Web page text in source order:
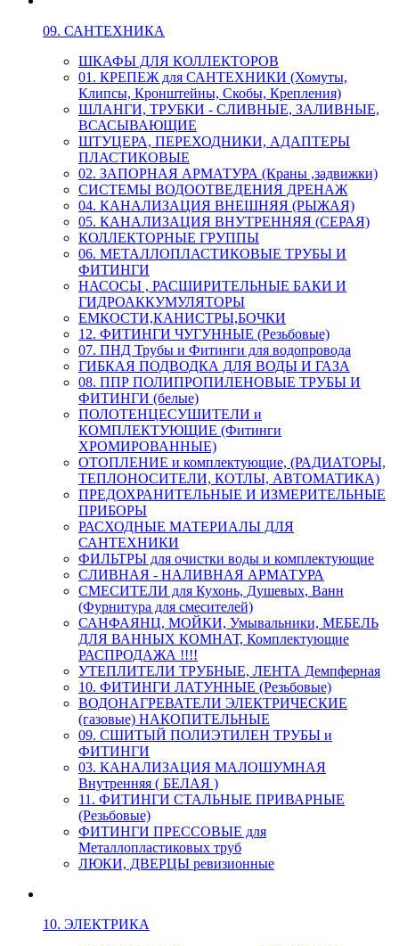
09. САНТЕХНИКА
ШКАФЫ ДЛЯ КОЛЛЕКТОРОВ
01. КРЕПЕЖ для САНТЕХНИКИ (Хомуты,
Клипсы, Кронштейны, Скобы, Крепления)
ШЛАНГИ, ТРУБКИ - СЛИВНЫЕ, ЗАЛИВНЫЕ,
ВСАСЫВАЮЩИЕ
ШТУЦЕРА, ПЕРЕХОДНИКИ, АДАПТЕРЫ
ПЛАСТИКОВЫЕ
02. ЗАПОРНАЯ АРМАТУРА (Краны ,задвижки)
СИСТЕМЫ ВОДООТВЕДЕНИЯ ДРЕНАЖ
04. КАНАЛИЗАЦИЯ ВНЕШНЯЯ (РЫЖАЯ)
05. КАНАЛИЗАЦИЯ ВНУТРЕННЯЯ (СЕРАЯ)
КОЛЛЕКТОРНЫЕ ГРУППЫ
06. МЕТАЛЛОПЛАСТИКОВЫЕ ТРУБЫ И
ФИТИНГИ
НАСОСЫ , РАСШИРИТЕЛЬНЫЕ БАКИ И
ГИДРОАККУМУЛЯТОРЫ
ЕМКОСТИ,КАНИСТРЫ,БОЧКИ
12. ФИТИНГИ ЧУГУННЫЕ (Резьбовые)
07. ПНД Трубы и Фитинги для водопровода
ГИБКАЯ ПОДВОДКА ДЛЯ ВОДЫ И ГАЗА
08. ППР ПОЛИПРОПИЛЕНОВЫЕ ТРУБЫ И
ФИТИНГИ (белые)
ПОЛОТЕНЦЕСУШИТЕЛИ и
КОМПЛЕКТУЮЩИЕ (Фитинги
ХРОМИРОВАННЫЕ)
ОТОПЛЕНИЕ и комплектующие, (РАДИАТОРЫ,
ТЕПЛОНОСИТЕЛИ, КОТЛЫ, АВТОМАТИКА)
ПРЕДОХРАНИТЕЛЬНЫЕ И ИЗМЕРИТЕЛЬНЫЕ
ПРИБОРЫ
РАСХОДНЫЕ МАТЕРИАЛЫ ДЛЯ
САНТЕХНИКИ
ФИЛЬТРЫ для очистки воды и комплектующие
СЛИВНАЯ - НАЛИВНАЯ АРМАТУРА
СМЕСИТЕЛИ для Кухонь, Душевых, Ванн
(Фурнитура для смесителей)
САНФАЯНЦ, МОЙКИ, Умывальники, МЕБЕЛЬ
ДЛЯ ВАННЫХ КОМНАТ, Комплектующие
РАСПРОДАЖА !!!!
УТЕПЛИТЕЛИ ТРУБНЫЕ, ЛЕНТА Демпферная
10. ФИТИНГИ ЛАТУННЫЕ (Резьбовые)
ВОДОНАГРЕВАТЕЛИ ЭЛЕКТРИЧЕСКИЕ
(газовые) НАКОПИТЕЛЬНЫЕ
09. СШИТЫЙ ПОЛИЭТИЛЕН ТРУБЫ и
ФИТИНГИ
03. КАНАЛИЗАЦИЯ МАЛОШУМНАЯ
Внутренняя ( БЕЛАЯ )
11. ФИТИНГИ СТАЛЬНЫЕ ПРИВАРНЫЕ
(Резьбовые)
ФИТИНГИ ПРЕССОВЫЕ для
Металлопластиковых труб
ЛЮКИ, ДВЕРЦЫ ревизионные
10. ЭЛЕКТРИКА